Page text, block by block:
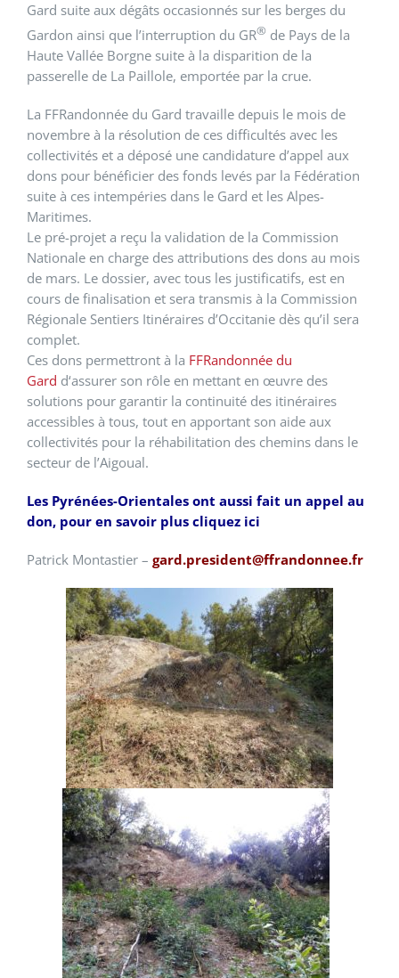
Gard suite aux dégâts occasionnés sur les berges du
Gardon ainsi que l’interruption du GR® de Pays de la
Haute Vallée Borgne suite à la disparition de la
passerelle de La Paillole, emportée par la crue.
La FFRandonnée du Gard travaille depuis le mois de
novembre à la résolution de ces difficultés avec les
collectivités et a déposé une candidature d’appel aux
dons pour bénéficier des fonds levés par la Fédération
suite à ces intempéries dans le Gard et les Alpes-
Maritimes.
Le pré-projet a reçu la validation de la Commission
Nationale en charge des attributions des dons au mois
de mars. Le dossier, avec tous les justificatifs, est en
cours de finalisation et sera transmis à la Commission
Régionale Sentiers Itinéraires d’Occitanie dès qu’il sera
complet.
Ces dons permettront à la FFRandonnée du
Gard d‘assurer son rôle en mettant en œuvre des
solutions pour garantir la continuité des itinéraires
accessibles à tous, tout en apportant son aide aux
collectivités pour la réhabilitation des chemins dans le
secteur de l’Aigoual.
Les Pyrénées-Orientales ont aussi fait un appel au
don, pour en savoir plus cliquez ici
Patrick Montastier – gard.president@ffrandonnee.fr